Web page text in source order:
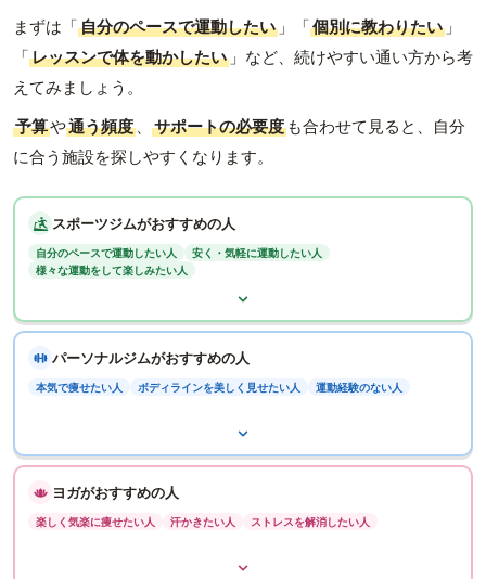
まずは「自分のペースで運動したい 」「個別に教わりたい 」
「レッスンで体を動かしたい 」など、続けやすい通い方から考
えてみましょう。
予算や通う頻度 、 サポートの必要度 も合わせて見ると、自分
に合う施設を探しやすくなります。
スポーツジムがおすすめの人
自分のペースで運動したい人
安く・気軽に運動したい人
様々な運動をして楽しみたい人
パーソナルジムがおすすめの人
本気で痩せたい人 ボディラインを美しく見せたい人 運動経験のない人
ヨガがおすすめの人
楽しく気楽に痩せたい人 汗かきたい人 ストレスを解消したい人